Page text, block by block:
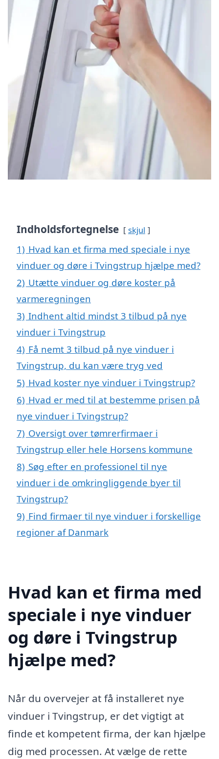
Indholdsfortegnelse skjul
1) Hvad kan et firma med speciale i nye
vinduer og døre i Tvingstrup hjælpe med?
2) Utætte vinduer og døre koster på
varmeregningen
3) Indhent altid mindst 3 tilbud på nye
vinduer i Tvingstrup
4) Få nemt 3 tilbud på nye vinduer i
Tvingstrup, du kan være tryg ved
5) Hvad koster nye vinduer i Tvingstrup?
6) Hvad er med til at bestemme prisen på
nye vinduer i Tvingstrup?
7) Oversigt over tømrerfirmaer i
Tvingstrup eller hele Horsens kommune
8) Søg efter en professionel til nye
vinduer i de omkringliggende byer til
Tvingstrup?
9) Find firmaer til nye vinduer i forskellige
regioner af Danmark
Hvad kan et firma med
speciale i nye vinduer
og døre i Tvingstrup
hjælpe med?
Når du overvejer at få installeret nye
vinduer i Tvingstrup, er det vigtigt at
finde et kompetent firma, der kan hjælpe
dig med processen. At vælge de rette